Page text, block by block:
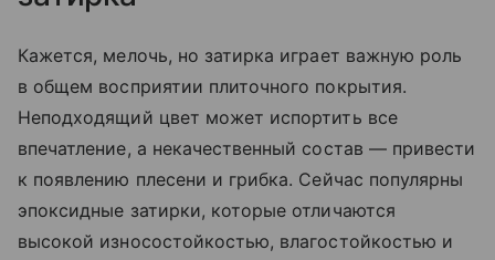
Кажется, мелочь, но затирка играет важную роль
в общем восприятии плиточного покрытия.
Неподходящий цвет может испортить все
впечатление, а некачественный состав — привести
к появлению плесени и грибка. Сейчас популярны
эпоксидные затирки, которые отличаются
высокой износостойкостью, влагостойкостью и